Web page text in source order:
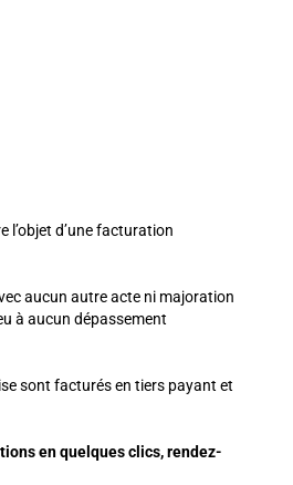
l’objet d’une facturation
aucun autre acte ni majoration
à aucun dépassement
sont facturés en tiers payant et
en quelques clics, rendez-